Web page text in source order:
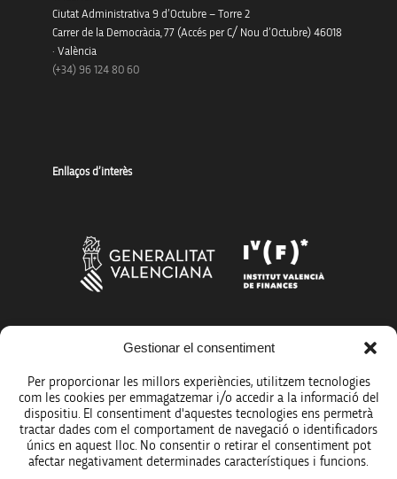
Gestionar el consentiment
Per proporcionar les millors experiències, utilitzem tecnologies
com les cookies per emmagatzemar i/o accedir a la informació del
dispositiu. El consentiment d'aquestes tecnologies ens permetrà
tractar dades com el comportament de navegació o identificadors
únics en aquest lloc. No consentir o retirar el consentiment pot
afectar negativament determinades característiques i funcions.
Ciutat Administrativa 9 d’Octubre – Torre 2
Carrer de la Democràcia, 77 (Accés per C/ Nou d’Octubre) 46018
· València
(+34) 96 124 80 60
Enllaços d’interès
Més organismes de suport a la innovació
Avís legal